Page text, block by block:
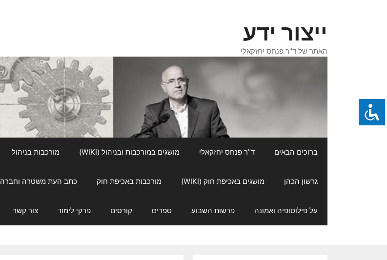
ייצור ידע
האתר של ד"ר פנחס יחזקאלי
ברוכים הבאים ד"ר פנחס יחזקאלי מושגים במורכבות ובניהול (WIKI) מורכבות בניהול
גרשון הכהן מושגים באכיפת חוק (WIKI) מורכבות באכיפת חוק כתב העת משטרה וחברה
על פילוסופיה ואמונה פרשות השבוע ספרים קורסים פרקי לימוד צור קשר